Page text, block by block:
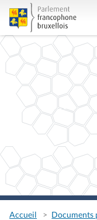
Accueil
Documents